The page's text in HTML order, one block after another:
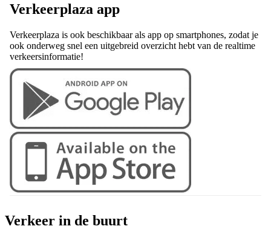
Verkeerplaza app
Verkeerplaza is ook beschikbaar als app op smartphones, zodat je
ook onderweg snel een uitgebreid overzicht hebt van de realtime
verkeersinformatie!
Verkeer in de buurt